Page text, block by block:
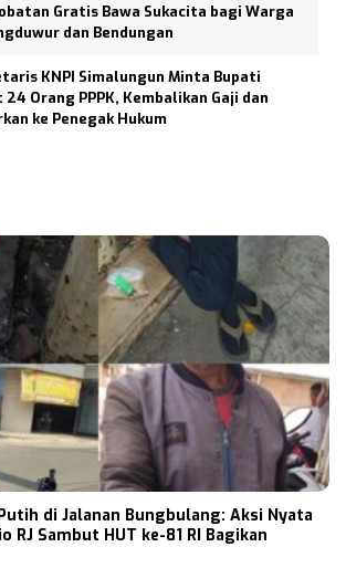
Gratis Bawa Sukacita bagi Warga
dan Bendungan
KNPI Simalungun Minta Bupati
24 Orang PPPK, Kembalikan Gaji dan
ke Penegak Hukum
di Jalanan Bungbulang: Aksi Nyata
RJ Sambut HUT ke-81 RI Bagikan